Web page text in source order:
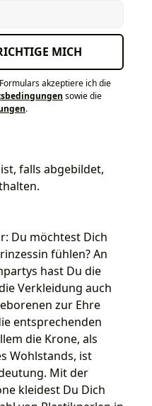
MICH
akzeptiere ich die
sowie die
.
falls abgebildet,
Du möchtest Dich
fühlen? An
hast Du die
Verkleidung auch
zur Ehre
entsprechenden
die Krone, als
Wohlstands, ist
Mit der
kleidest Du Dich